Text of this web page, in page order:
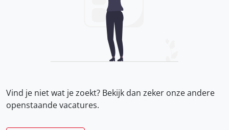
Vind je niet wat je zoekt? Bekijk dan zeker onzeandere
openstaande vacatures.